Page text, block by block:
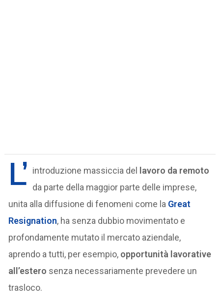
L’ introduzione massiccia del lavoro da remoto
da parte della maggior parte delle imprese,
unita alla diffusione di fenomeni come la Great
Resignation, ha senza dubbio movimentato e
profondamente mutato il mercato aziendale,
aprendo a tutti, per esempio, opportunità lavorative
all’estero senza necessariamente prevedere un
trasloco.